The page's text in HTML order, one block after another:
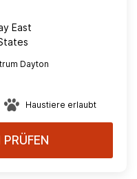
East
Dayton
Haustiere erlaubt